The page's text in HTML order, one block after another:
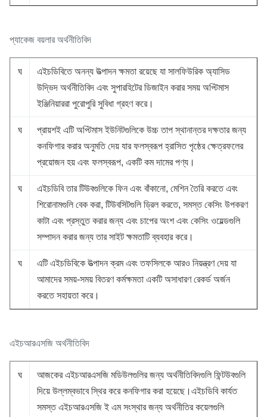
প্যাকেজ বয়লার অর্থনীতিবিদ
ঘ
এইচডিবিতে অনন্য উত্পাদন ক্ষমতা রয়েছে যা সালফিউরিক অ্যাসিড
উদ্ভিদ অর্থনীতিবিদ এবং সুপারহিটের ডিজাইন করার সময় অপ্টিমাস
ইঞ্জিনিয়াররা পুরোপুরি সুবিধা গ্রহণ করে।
ঘ
প্রায়শই এটি অপ্টিমাস ইউনিটগুলিকে উচ্চ তাপ স্থানান্তর দক্ষতার জন্য
কনফিগার করার অনুমতি দেয় যার ফলস্বরূপ হ্রাসিত পৃষ্ঠের ক্ষেত্রফলের
প্রয়োজন হয় এবং ফলস্বরূপ, একটি কম দামের পণ্য।
ঘ
এইচডিবি তার টিউবগুলিকে ফিন এবং বাঁকানো, মেশিন তৈরি করতে এবং
শিরোনামগুলি বেক করা, টিউবসিটগুলি ড্রিল করতে, সমস্ত কেসিং উপকরণ
কাটা এবং প্রস্তুত করার জন্য এবং চাপের অংশ এবং কেসিং ওয়েল্ডগুলি
সম্পাদন করার জন্য তার সাইট ক্ষমতাটি ব্যবহার করে।
ঘ
এটি এইচডিবিকে উত্পাদন ক্রম এবং তফসিলকে আরও নিয়ন্ত্রণ দেয় যা
আমাদের সময়-সময় বিতরণ কর্মক্ষমতা একটি অসাধারণ রেকর্ড অর্জন
করতে সহায়তা করে।
এইচআরএসজি অর্থনীতিবিদ
ঘ
আজকের এইচআরএসজি মডিউলগুলির জন্য অর্থনীতিবিদগুলি ফিন্টউবগুলি
দিয়ে উল্লম্বভাবে স্থির করে কনফিগার করা হয়েছে।এইচডিবি কার্যত
সমস্ত এইচআরএসজি ই এম সংস্থার জন্য অর্থনীতির কয়েলগুলি